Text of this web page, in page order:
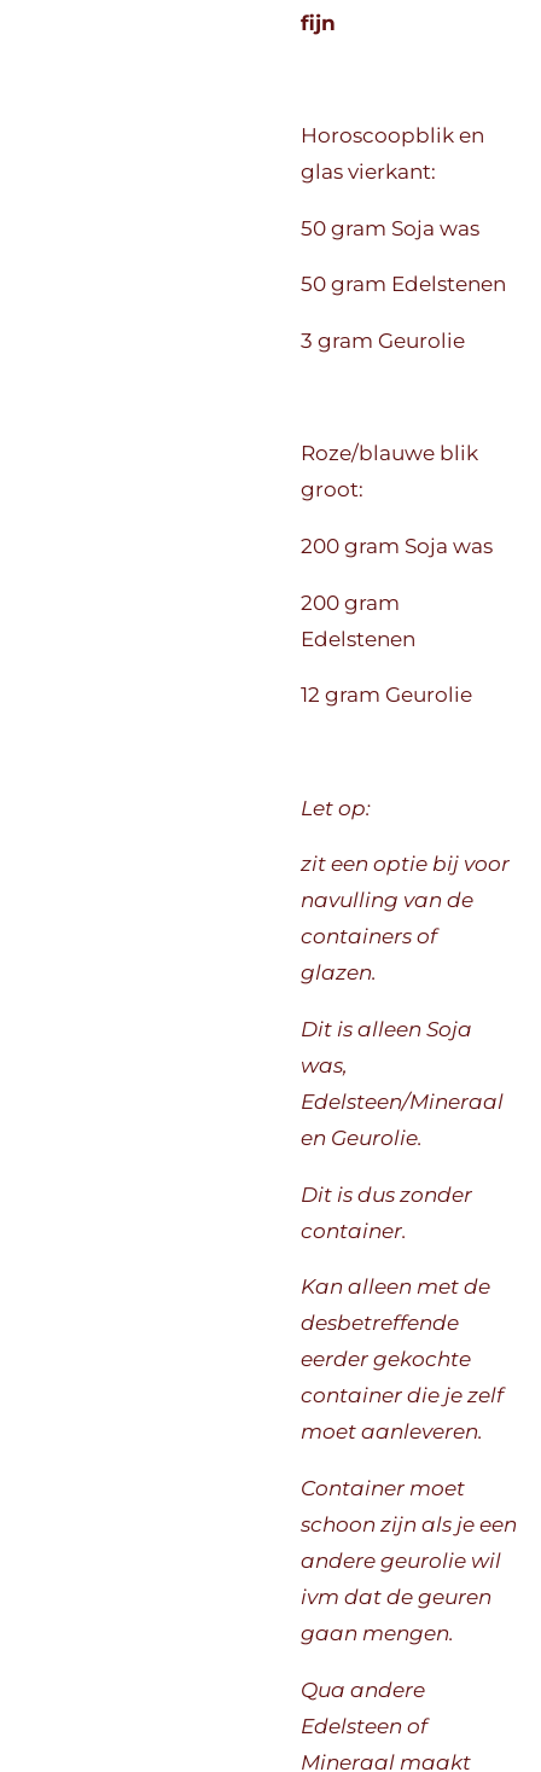
fijn
Horoscoopblik en
glas vierkant:
50 gram Soja was
50 gram Edelstenen
3 gram Geurolie
Roze/blauwe blik
groot:
200 gram Soja was
200 gram
Edelstenen
12 gram Geurolie
Let op:
zit een optie bij voor
navulling van de
containers of
glazen.
Dit is alleen Soja
was,
Edelsteen/Mineraal
en Geurolie.
Dit is dus zonder
container.
Kan alleen met de
desbetreffende
eerder gekochte
container die je zelf
moet aanleveren.
Container moet
schoon zijn als je een
andere geurolie wil
ivm dat de geuren
gaan mengen.
Qua andere
Edelsteen of
Mineraal maakt